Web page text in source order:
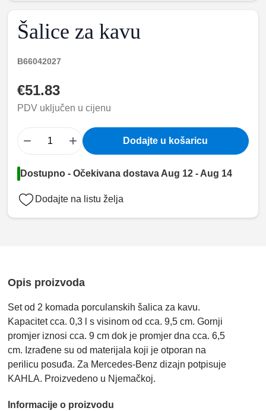
Šalice za kavu
B66042027
€51.83
PDV uključen u cijenu
− + Dodajte u košaricu
Dostupno - Očekivana dostava Aug 12 - Aug 14
Dodajte na listu želja
Opis proizvoda
Set od 2 komada porculanskih šalica za kavu.
Kapacitet cca. 0,3 l s visinom od cca. 9,5 cm. Gornji
promjer iznosi cca. 9 cm dok je promjer dna cca. 6,5
cm. Izrađene su od materijala koji je otporan na
perilicu posuđa. Za Mercedes-Benz dizajn potpisuje
KAHLA. Proizvedeno u Njemačkoj.
Informacije o proizvodu